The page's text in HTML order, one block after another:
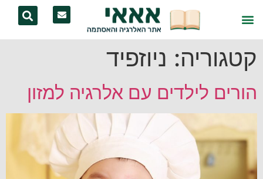
קטגוריה: ניוזפיד
הורים לילדים עם אלרגיה למזון